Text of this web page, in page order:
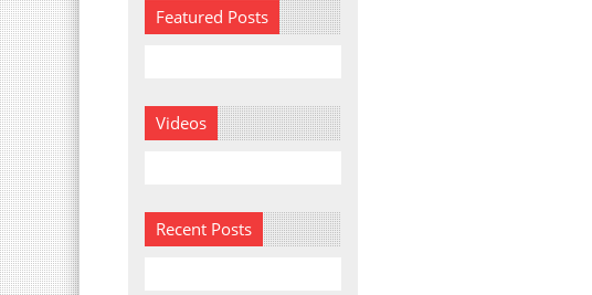
Featured Posts
Videos
Recent Posts